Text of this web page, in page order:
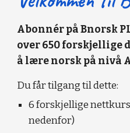
Abonnér på Bnorsk
over 650
å lære norsk på nivå
Du får tilgang til dette:
6 forskjellige nettkurs
nedenfor)